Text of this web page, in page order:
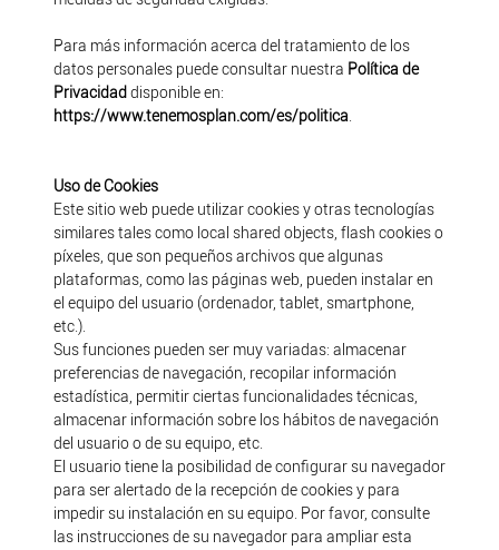
Para más información acerca del tratamiento de los
datos personales puede consultar nuestra Política de
Privacidad disponible en:
https://www.tenemosplan.com/es/politica
Uso de Cookies
Este sitio web puede utilizar cookies y otras tecnologías
similares tales como local shared objects, flash cookies o
píxeles, que son pequeños archivos que algunas
plataformas, como las páginas web, pueden instalar en
el equipo del usuario (ordenador, tablet, smartphone,
etc.).
Sus funciones pueden ser muy variadas: almacenar
preferencias de navegación, recopilar información
estadística, permitir ciertas funcionalidades técnicas,
almacenar información sobre los hábitos de navegación
del usuario o de su equipo, etc.
El usuario tiene la posibilidad de configurar su navegador
para ser alertado de la recepción de cookies y para
impedir su instalación en su equipo. Por favor, consulte
las instrucciones de su navegador para ampliar esta